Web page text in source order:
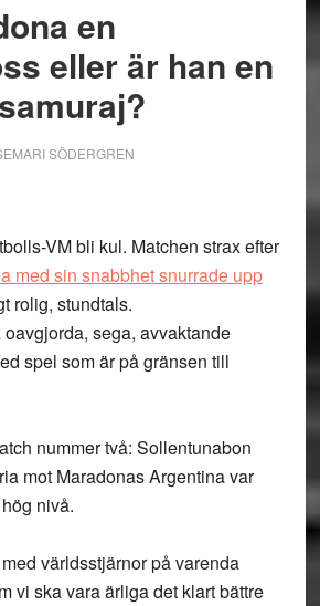
en
eller är han en
SÖDERGREN
VM bli kul. Matchen strax efter
med sin snabbhet snurrade upp
rolig, stundtals.
sega, avvaktande
spel som är på gränsen till
nummer två: Sollentunabon
mot Maradonas Argentina var
nivå.
världsstjärnor på varenda
vi ska vara ärliga det klart bättre